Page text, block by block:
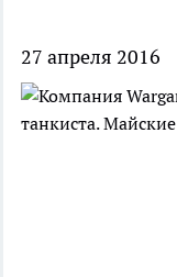
27 апреля 2016